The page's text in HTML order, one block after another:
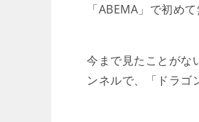
「ABEMA」で初め
今まで見たことがな
ンネルで、「ドラゴ